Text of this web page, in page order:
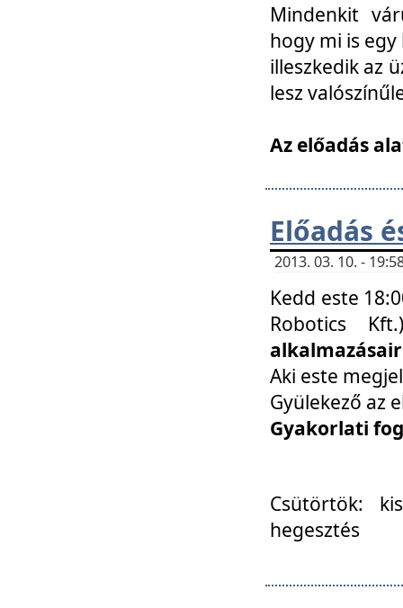
Mindenkit
hogy mi is
illeszkedik az
lesz
Az előadás
Előadás
2013. 03. 10. -
Kedd este
Robotics
Aki este
Gyülekező az
Gyakorlati
Csütörtök:
hegesztés